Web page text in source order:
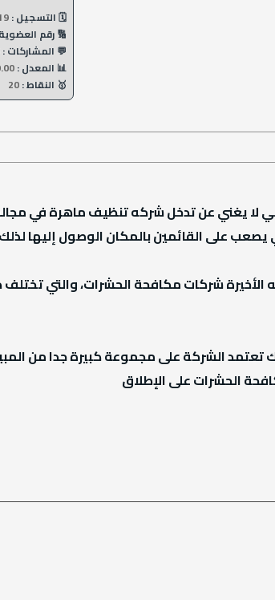
🗓️ التسجيل :
🔢 رقم
💬 المشاركات :
📊 المعدل :
🥇 النقاط :20
لا يغني عن تدخل شركه تنظيف ماهرة في
يصعب على القائمين بالمكان الوصول إليها
الأخيرة شركات مكافحة الحشرات، والتي
الشركة على مجموعة كبيرة جدا من
الحشرات على الإطلاق